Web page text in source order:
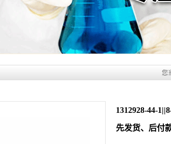
您
1312928-44-
先发货、后付